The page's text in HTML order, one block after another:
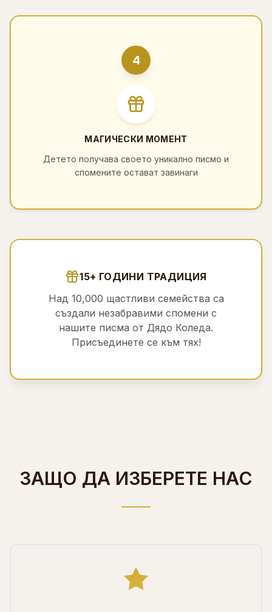
4
МАГИЧЕСКИ МОМЕНТ
Детето получава своето уникално писмо и
спомените остават завинаги
15+ ГОДИНИ ТРАДИЦИЯ
Над 10,000 щастливи семейства са
създали незабравими спомени с
нашите писма от Дядо Коледа.
Присъединете се към тях!
ЗАЩО ДА ИЗБЕРЕТЕ НАС